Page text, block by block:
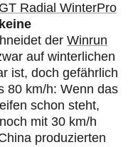
GT Radial WinterPro
keine
der Winrun
auf winterlichen
ist, doch gefährlich
80 km/h: Wenn das
schon steht,
mit 30 km/h
produzierten